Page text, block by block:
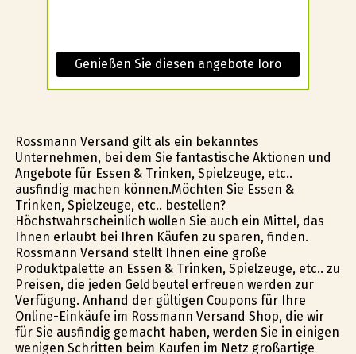
Genießen Sie diesen angebote Ioro
Rossmann Versand gilt als ein bekanntes
Unternehmen, bei dem Sie fantastische Aktionen und
Angebote für Essen & Trinken, Spielzeuge, etc..
ausfindig machen können.Möchten Sie Essen &
Trinken, Spielzeuge, etc.. bestellen?
Höchstwahrscheinlich wollen Sie auch ein Mittel, das
Ihnen erlaubt bei Ihren Käufen zu sparen, finden.
Rossmann Versand stellt Ihnen eine große
Produktpalette an Essen & Trinken, Spielzeuge, etc.. zu
Preisen, die jeden Geldbeutel erfreuen werden zur
Verfügung. Anhand der gültigen Coupons für Ihre
Online-Einkäufe im Rossmann Versand Shop, die wir
für Sie ausfindig gemacht haben, werden Sie in einigen
wenigen Schritten beim Kaufen im Netz großartige